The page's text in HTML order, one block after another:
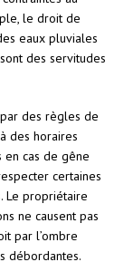
le droit de
eaux pluviales
des servitudes
des règles de
des horaires
cas de gêne
certaines
Le propriétaire
ne causent pas
par l’ombre
débordantes.